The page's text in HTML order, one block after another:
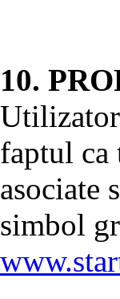
10.
faptul ca
asociate
simbol